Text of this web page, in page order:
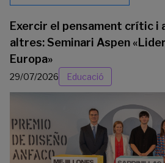
Exercir el pensament crític i
altres: Seminari Aspen
Europa»
29/07/2026 Educació